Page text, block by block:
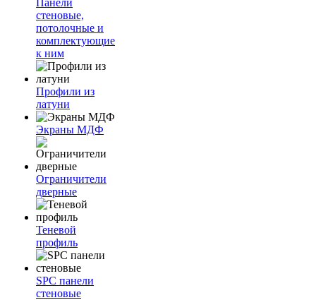
Панели
стеновые,
потолочные и
комплектующие
к ним
Профили из
латуни
Экраны МДФ
Ограничители
дверные
Теневой
профиль
SPC панели
стеновые